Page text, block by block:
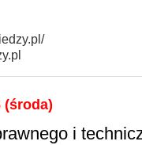
(środa)
i